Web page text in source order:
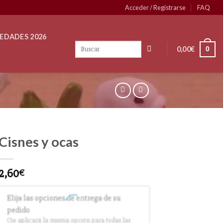
Acceder / Registrarse FAQ
2026
0,00€ 0
y ocas
€
Elija las opciones de entrega de su
pedido
(Se aplicará la misma opción para todas las